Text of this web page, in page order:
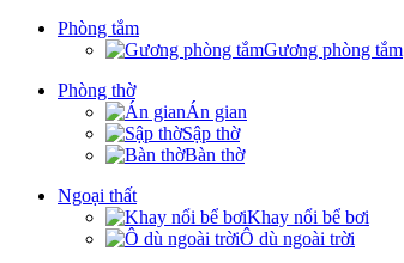
Phòng tắm
Gương phòng tắm
Phòng thờ
Án gian
Sập thờ
Bàn thờ
Ngoại thất
Khay nổi bể bơi
Ô dù ngoài trời